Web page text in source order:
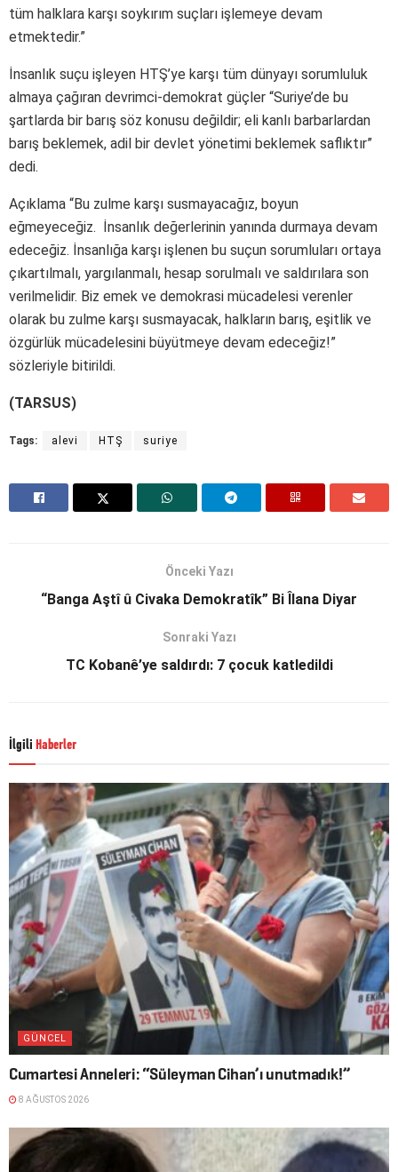
tüm halklara karşı soykırım suçları işlemeye devam
etmektedir.”
İnsanlık suçu işleyen HTŞ’ye karşı tüm dünyayı sorumluluk
almaya çağıran devrimci-demokrat güçler “Suriye’de bu
şartlarda bir barış söz konusu değildir; eli kanlı barbarlardan
barış beklemek, adil bir devlet yönetimi beklemek saflıktır”
dedi.
Açıklama “Bu zulme karşı susmayacağız, boyun
eğmeyeceğiz. İnsanlık değerlerinin yanında durmaya devam
edeceğiz. İnsanlığa karşı işlenen bu suçun sorumluları ortaya
çıkartılmalı, yargılanmalı, hesap sorulmalı ve saldırılara son
verilmelidir. Biz emek ve demokrasi mücadelesi verenler
olarak bu zulme karşı susmayacak, halkların barış, eşitlik ve
özgürlük mücadelesini büyütmeye devam edeceğiz!”
sözleriyle bitirildi.
(TARSUS)
Tags: alevi HTŞ suriye
Önceki Yazı
“Banga Aştî û Civaka Demokratîk” Bi Îlana Diyar
Sonraki Yazı
TC Kobanê’ye saldırdı: 7 çocuk katledildi
İlgili Haberler
GÜNCEL
Cumartesi Anneleri: “Süleyman Cihan’ı unutmadık!”
8 AĞUSTOS 2026